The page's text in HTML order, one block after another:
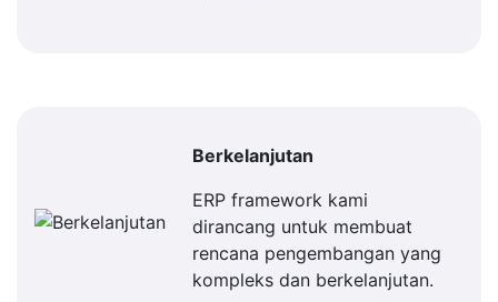
Berkelanjutan
ERP framework kami
dirancang untuk membuat
rencana pengembangan yang
kompleks dan berkelanjutan.